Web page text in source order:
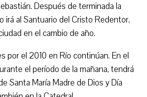
Después de terminada la
irá al Santuario del Cristo Redentor,
en el cambio de año.
por el 2010 en Río continúan. En el
el período de la mañana, tendrá
Santa María Madre de Dios y Día